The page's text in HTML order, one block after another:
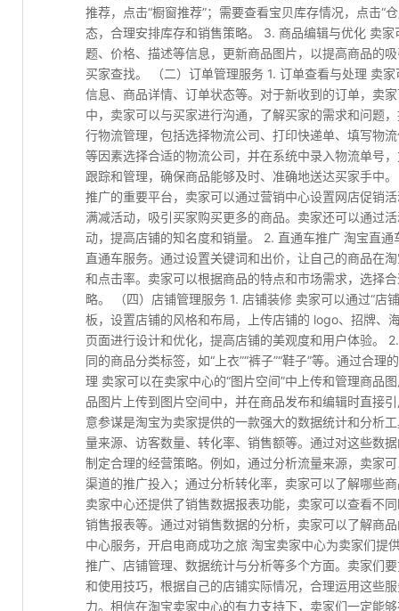
推荐，点击“橱窗推荐”；需要查看宝贝库存情况，点击“
态，合理安排库存和销售策略。 3. 商品编辑与优化 卖
题、价格、描述等信息，更新商品图片，以提高商品的
买家查找。 （二）订单管理服务 1. 订单查看与处理 卖
信息、商品详情、订单状态等。对于新收到的订单，卖
中，卖家可以与买家进行沟通，了解买家的需求和问题
行物流管理，包括选择物流公司、打印快递单、填写物
等因素选择合适的物流公司，并在系统中录入物流单号
跟踪和管理，确保商品能够及时、准确地送达买家手中
推广的重要平台，卖家可以通过营销中心设置网店促销
满减活动，吸引买家购买更多的商品。卖家还可以通过
动，提高店铺的知名度和销量。 2. 直通车推广 淘宝直
直通车服务。通过设置关键词和出价，让自己的商品在
和点击率。卖家可以根据商品的特点和市场需求，选择
略。 （四）店铺管理服务 1. 店铺装修 卖家可以通过“店
板，设置店铺的风格和布局，上传店铺的 logo、招牌、
页面进行设计和优化，提高店铺的美观度和用户体验。
同的商品分类标签，如“上衣”“裤子”“鞋子”等。通过合
理 卖家可以在卖家中心的“图片空间”中上传和管理商品
品图片上传到图片空间中，并在商品发布和编辑时直接
意参谋是淘宝为卖家提供的一款强大的数据统计和分析
量来源、访客数量、转化率、销售额等。通过对这些数
制定合理的经营策略。例如，通过分析流量来源，卖家
渠道的推广投入；通过分析转化率，卖家可以了解哪些
卖家中心还提供了销售数据报表功能，卖家可以查看不
销售报表等。通过对销售数据的分析，卖家可以了解商
中心服务，开启电商成功之旅 淘宝卖家中心为卖家们提
推广、店铺管理、数据统计与分析等多个方面。卖家们
和使用技巧，根据自己的店铺实际情况，合理运用这些
力。相信在淘宝卖家中心的有力支持下，卖家们一定能